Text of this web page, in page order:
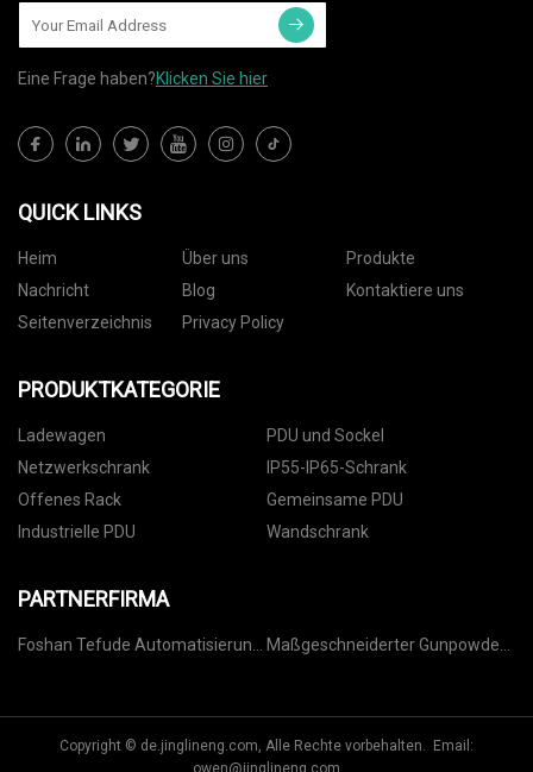
Eine Frage haben?Klicken Sie hier
QUICK LINKS
Heim Über uns
Produkte
Nachricht
Blog
Kontaktiere uns
Seitenverzeichnis
Privacy Policy
PRODUKTKATEGORIE
Ladewagen
PDU und Sockel
Netzwerkschrank
IP55-IP65-Schrank
Offenes Rack
Gemeinsame PDU
Industrielle PDU
Wandschrank
PARTNERFIRMA
Foshan Tefude Automatisierung
Maßgeschneiderter Gunpowder-
Copyright © de.jinglineng.com, Alle Rechte vorbehalten. Email:
owen@jinglineng.com